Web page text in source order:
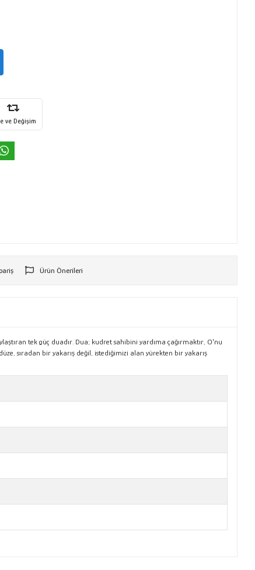
ve Değişim
Ürün Önerileri
tek güç duadır. Dua; kudret sahibini yardıma çağırmaktır, O'nu
sıradan bir yakarış değil, istediğimizi alan yürekten bir yakarış